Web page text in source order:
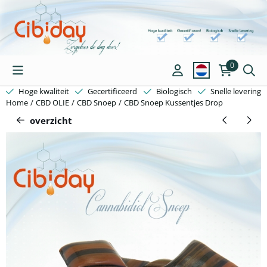
Cookievoorkeuren zijn beschikbaar. Kies instellingen of sta alle
0
Hoge kwaliteit Gecertificeerd Biologisch
Snelle levering
Home / CBD OLIE / CBD Snoep / CBD Snoep Kussentjes Drop
overzicht